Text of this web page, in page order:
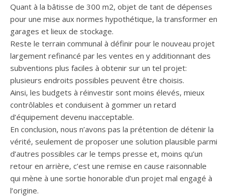
Quant à la bâtisse de 300 m2, objet de tant de dépenses
pour une mise aux normes hypothétique, la transformer en
garages et lieux de stockage.
Reste le terrain communal à définir pour le nouveau projet
largement refinancé par les ventes en y additionnant des
subventions plus faciles à obtenir sur un tel projet:
plusieurs endroits possibles peuvent être choisis.
Ainsi, les budgets à réinvestir sont moins élevés, mieux
contrôlables et conduisent à gommer un retard
d’équipement devenu inacceptable.
En conclusion, nous n’avons pas la prétention de détenir la
vérité, seulement de proposer une solution plausible parmi
d’autres possibles car le temps presse et, moins qu’un
retour en arrière, c’est une remise en cause raisonnable
qui mène à une sortie honorable d’un projet mal engagé à
l’origine.